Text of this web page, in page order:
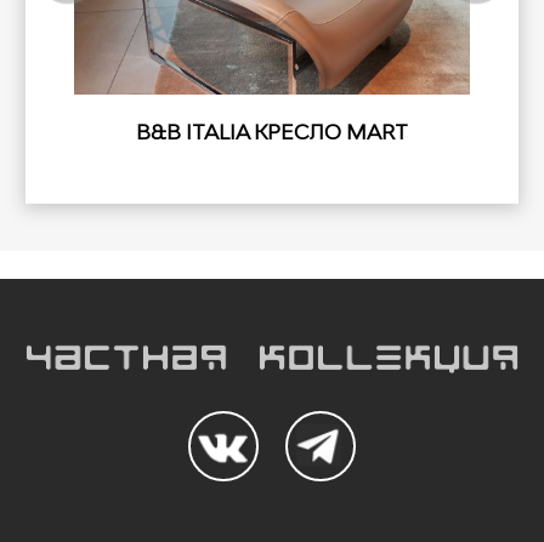
B&B ITALIA КРЕСЛО MART